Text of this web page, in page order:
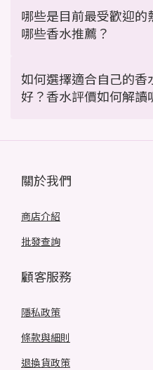
哪些是目前最受歡迎
哪些香水推薦？
如何選擇適合自己的香
好？香水評價如何解讀
關於我們
商店介紹
批發查詢
顧客服務
隱私政策
條款與細則
退換貨政策